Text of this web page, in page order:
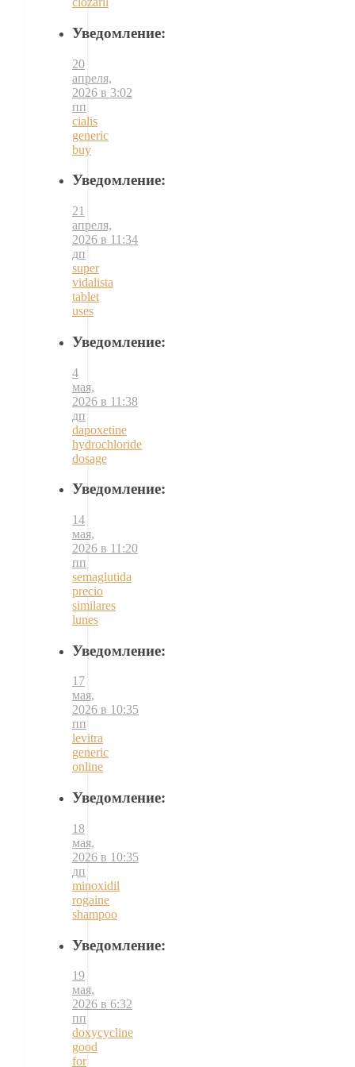
Уведомление:
20
апреля,
2026 в 3:02
пп
cialis
generic
buy
Уведомление:
21
апреля,
2026 в 11:34
дп
super
vidalista
tablet
uses
Уведомление:
4
мая,
2026 в 11:38
дп
dapoxetine
hydrochloride
dosage
Уведомление:
14
мая,
2026 в 11:20
пп
semaglutida
precio
similares
lunes
Уведомление:
17
мая,
2026 в 10:35
пп
levitra
generic
online
Уведомление:
18
мая,
2026 в 10:35
дп
minoxidil
rogaine
shampoo
Уведомление:
19
мая,
2026 в 6:32
пп
doxycycline
good
for